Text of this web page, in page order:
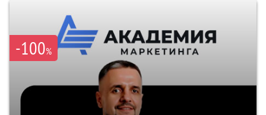
-100%